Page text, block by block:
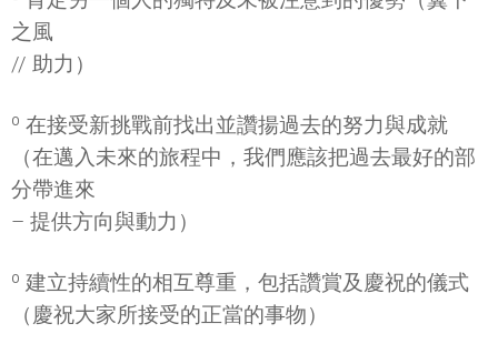
之風
// 助力）
º 在接受新挑戰前找出並讚揚過去的努力與成就
（在邁入未來的旅程中，我們應該把過去最好的部
分帶進來
– 提供方向與動力）
º 建立持續性的相互尊重，包括讚賞及慶祝的儀式
（慶祝大家所接受的正當的事物）